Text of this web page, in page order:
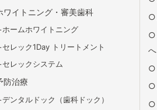
ワイトニング・審美歯科
ホームホワイトニング
セレック1Day トリートメント
セレックシステム
防治療
デンタルドック（歯科ドック）
へ